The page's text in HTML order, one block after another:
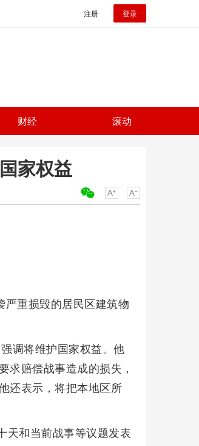
注册 登录
财经 滚动
家权益
重损毁的居民区建筑物
调将维护国家权益。他
求赔偿战事造成的损失，
还表示，将把本地区所
天和当前战事等议题发表